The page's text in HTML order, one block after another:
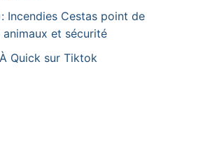
Incendies Cestas point de
et sécurité
Quick sur Tiktok